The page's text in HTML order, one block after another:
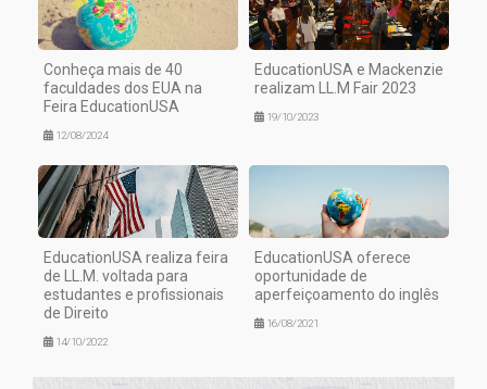
Conheça mais de 40
faculdades dos EUA na
Feira EducationUSA
12/08/2024
EducationUSA e Mackenzie
realizam LL.M Fair 2023
19/10/2023
EducationUSA realiza feira
de LL.M. voltada para
estudantes e profissionais
de Direito
14/10/2022
EducationUSA oferece
oportunidade de
aperfeiçoamento do inglês
16/08/2021